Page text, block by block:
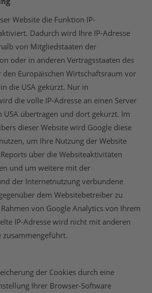
Website die Funktion IP-
Dadurch wird Ihre IP-Adresse
von Mitgliedstaaten der
oder in anderen Vertragsstaaten des
Europäischen Wirtschaftsraum vor
die USA gekürzt. Nur in
die volle IP-Adresse an einen Server
USA übertragen und dort gekürzt. Im
dieser Website wird Google diese
um Ihre Nutzung der Website
über die Websiteaktivitäten
und um weitere mit der
der Internetnutzung verbundene
dem Websitebetreiber zu
von Google Analytics von Ihrem
IP-Adresse wird nicht mit anderen
zusammengeführt.
der Cookies durch eine
Ihrer Browser-Software